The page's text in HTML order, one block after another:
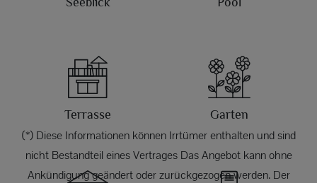
Terrasse Garten
(*) Diese Informationen können Irrtümer enthalten und sind
nicht Bestandteil eines Vertrages Das Angebot kann ohne
Ankündigung geändert oder zurückgezogen werden. Der